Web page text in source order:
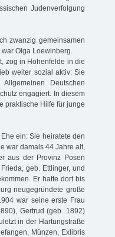
Judenverfolgung
zwanzig gemeinsamen
Olga Loewinberg.
zog in Hohenfelde in die
weiter sozial aktiv: Sie
Deutschen
engagiert. In diesem
praktische Hilfe für junge
ein: Sie heiratete den
war damals 44 Jahre alt,
aus der Provinz Posen
geb. Ettlinger, und
Er hatte dort bis
neugegründete große
war seine erste Frau
Gertrud (geb. 1892)
in der Hartungstraße
Münzen, Exlibris